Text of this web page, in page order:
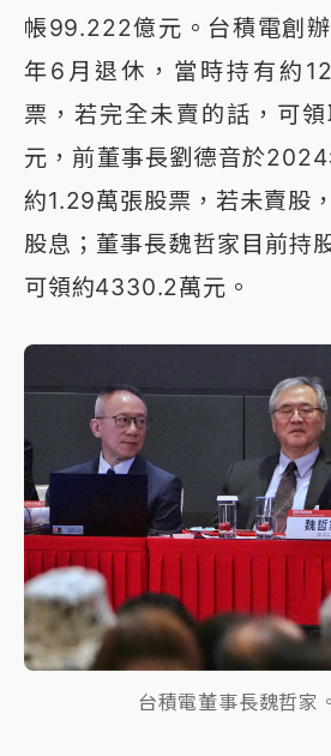
帳99.222億元。台積電創
年6月退休，當時持有約
票，若完全未賣的話，可
元，前董事長劉德音於
約1.29萬張股票，若未賣股
股息；董事長魏哲家目前持
可領約4330.2萬元。
台積電董事長魏哲家